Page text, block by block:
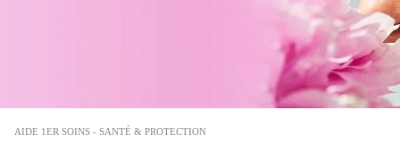
AIDE 1ER SOINS - SANTÉ & PROTECTION